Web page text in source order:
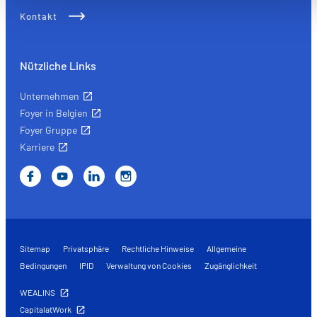
vos fonctionnalités et en se souvenant de vos choix.
Proposer des offres et services personnalisés et en
les performances. Partager des informations avec les
sociaux utilisés et vous permettre de visualiser du contenu
hébergé sur un site externe.
Kontakt
Nützliche Links
Unternehmen
Foyer in Belgien
Foyer Gruppe
Karriere
Sitemap Privatsphäre Rechtliche Hinweise
Allgemeine
Bedingungen
IPID Verwaltung von Cookies Zugänglichkeit
WEALINS
CapitalatWork